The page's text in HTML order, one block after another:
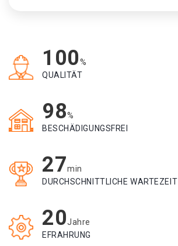
100%
QUALITÄT
98%
BESCHÄDIGUNGSFREI
27min
DURCHSCHNITTLICHE WARTEZEIT
20Jahre
EFRAHRUNG